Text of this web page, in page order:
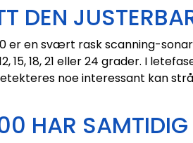
DEN
er en svært rask scanning-
15, 18, 21 eller 24 grader. I
noe interessant kan
HAR SAMTIDIG